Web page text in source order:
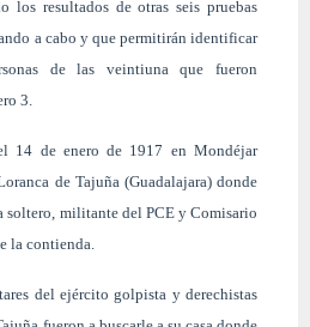
los resultados de otras seis pruebas
a cabo y que permitirán identificar
de las veintiuna que fueron
3.
14 de enero de 1917 en Mondéjar
de Tajuña (Guadalajara) donde
soltero, militante del PCE y Comisario
la contienda.
del ejército golpista y derechistas